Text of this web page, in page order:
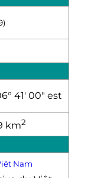
41′ 00″ est
km2
Nam